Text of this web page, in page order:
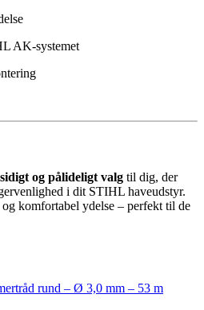
AK-systemet
og pålideligt valg til dig, der
i dit STIHL haveudstyr.
komfortabel ydelse – perfekt til de